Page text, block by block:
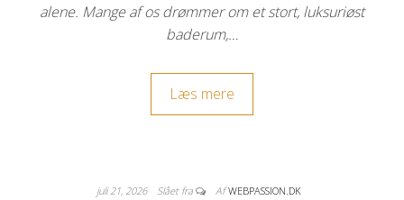
alene. Mange af os drømmer om et stort, luksuriøst
baderum,…
Læs mere
juli 21, 2026 Slået fra Af WEBPASSION.DK